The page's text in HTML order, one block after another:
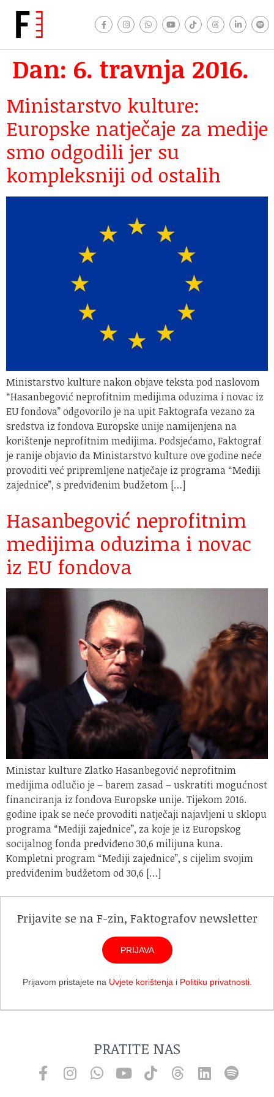
Dan: 6. travnja 2016.
Ministarstvo kulture:
Europske natječaje za medije
smo odgodili jer su
kompleksniji od ostalih
Ministarstvo kulture nakon objave teksta pod naslovom
“Hasanbegović neprofitnim medijima oduzima i novac iz
EU fondova” odgovorilo je na upit Faktografa vezano za
sredstva iz fondova Europske unije namijenjena na
korištenje neprofitnim medijima. Podsjećamo, Faktograf
je ranije objavio da Ministarstvo kulture ove godine neće
provoditi već pripremljene natječaje iz programa “Mediji
zajednice”, s predviđenim budžetom […]
Hasanbegović neprofitnim
medijima oduzima i novac
iz EU fondova
Ministar kulture Zlatko Hasanbegović neprofitnim
medijima odlučio je – barem zasad – uskratiti mogućnost
financiranja iz fondova Europske unije. Tijekom 2016.
godine ipak se neće provoditi natječaji najavljeni u sklopu
programa “Mediji zajednice”, za koje je iz Europskog
socijalnog fonda predviđeno 30,6 milijuna kuna.
Kompletni program “Mediji zajednice”, s cijelim svojim
predviđenim budžetom od 30,6 […]
Prijavite se na F-zin, Faktografov newsletter
PRIJAVA
Prijavom pristajete na Uvjete korištenjai Politiku privatnosti.
PRATITE NAS